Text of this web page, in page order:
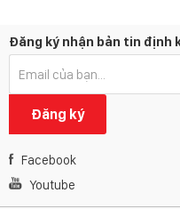
Đăng ký nhận bản tin định
Đăng ký
Facebook
Youtube